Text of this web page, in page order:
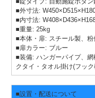
■外寸法:
■内寸法:
■重量: 25kg
■本体・扉: スチール製、粉
■扉カラー: ブルー
■装備: ハンガーパイプ、
クタイ・タオル掛け(フッ
■設置・配送について